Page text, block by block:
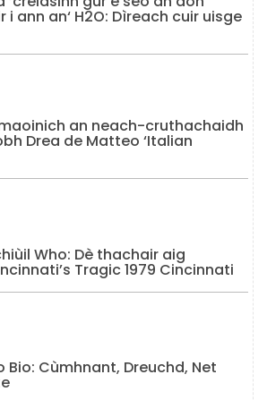
ann an‘ H2O: Dìreach cuir uisge
an neach-cruthachaidh
Drea de Matteo ‘Italian
Who: Dè thachair aig
Tragic 1979 Cincinnati
Bio: Cùmhnant, Dreuchd, Net